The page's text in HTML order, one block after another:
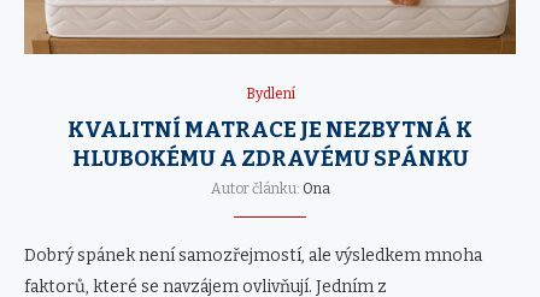
Bydlení
KVALITNÍ MATRACE JE NEZBYTNÁ K
HLUBOKÉMU A ZDRAVÉMU SPÁNKU
Autor článku: Ona
Dobrý spánek není samozřejmostí, ale výsledkem mnoha
faktorů, které se navzájem ovlivňují. Jedním z